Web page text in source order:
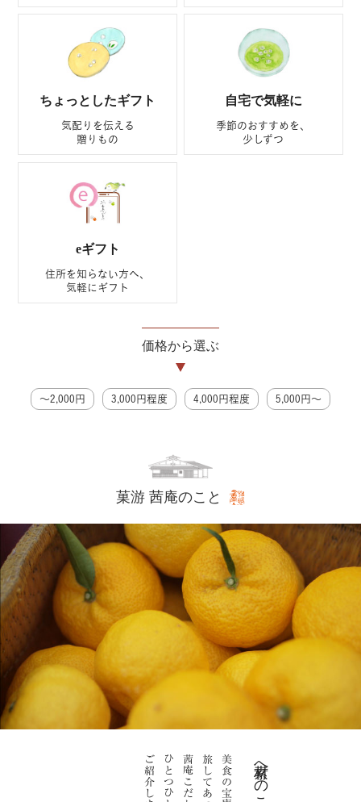
ちょっとしたギフト
気配りを伝える
贈りもの
自宅で気軽に
季節のおすすめを、
少しずつ
eギフト
住所を知らない方へ、
気軽にギフト
価格から選ぶ
〜2,000円 3,000円程度 4,000円程度 5,000円〜
菓游 茜庵のこと